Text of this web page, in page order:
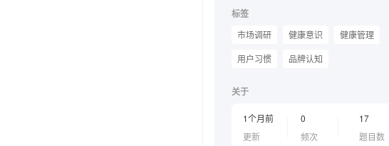
标签
市场调研 健康意识
健康管理
用户习惯
品牌认知
关于
1个月前
更新
0
频次
17
题目数